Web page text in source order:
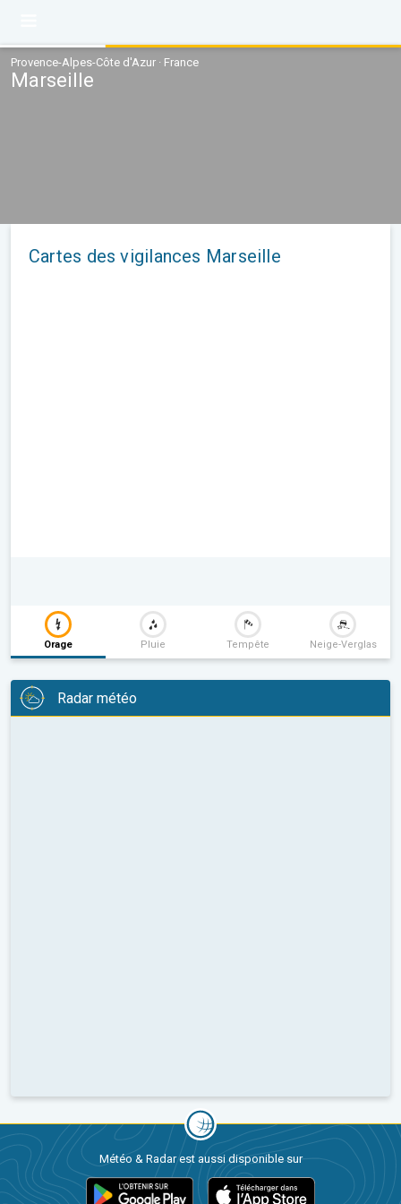
Provence-Alpes-Côte d'Azur · France
Marseille
Cartes des vigilances Marseille
Orage Pluie Tempête Neige-Verglas
Radar météo
Météo & Radar est aussi disponible sur